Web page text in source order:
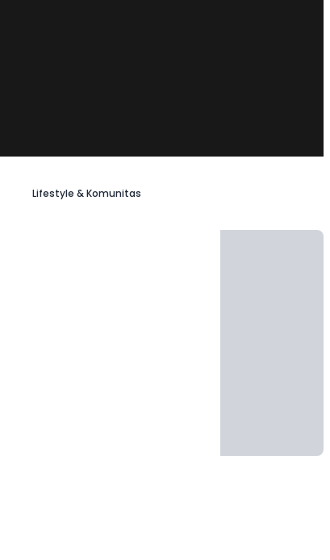
Lifestyle & Komunitas